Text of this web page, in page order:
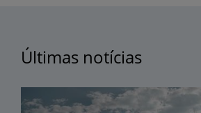
Últimas notícias